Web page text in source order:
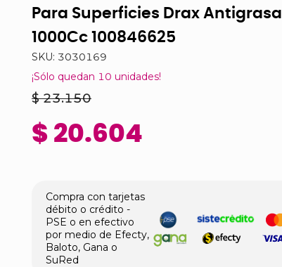
Para Superficies Drax Antigrasa
1000Cc 100846625
SKU: 3030169
¡Sólo quedan 10 unidades!
$ 23.150
$ 20.604
Compra con tarjetas
débito o crédito -
PSE o en efectivo
por medio de Efecty,
Baloto, Gana o
SuRed